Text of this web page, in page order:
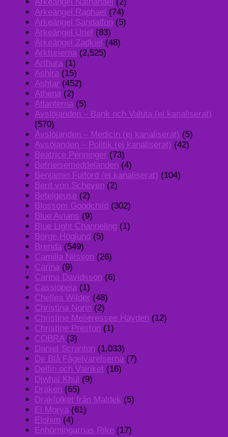
Ärkeängel Raphael (74)
Ärkeängel Sandalfon (5)
Ärkeängel Uriel (83)
Ärkeängel Zadkiel (48)
Arkturierna (2,525)
Arthura (1)
Ashira (15)
Ashtar (452)
Athena (2)
Atlanterna (5)
Avslöjanden – Bank och Valuta (ej kanaliserat)
(570)
Avslöjanden – Medicin (ej kanaliserat) (5)
Avsöjanden – Politik (ej kanaliserat) (42)
Beatrice Penninger (73)
Befrielsemeddelanden (4)
Benjamin Fulford (ej kanaliserat) (104)
Berit von Scheven (2)
Betelgeuse (2)
Blossom Goodchild (302)
Blue Avians (9)
Blue Light Channeling (1)
Börge Höglund (5)
Brenda (549)
Camilla Nilsson (26)
Carina (9)
Carina Davidsson (6)
Cassiopeia (1)
Chellea Wilder (48)
Christina Norin (2)
Christine Melieressee Hayden (12)
Christine Preston (1)
COBRA(3)
Daniel Scranton (1,033)
De Blå Fågelvarelserna (7)
Delfin och Valriket (16)
Djwhal Khul (9)
Draken (65)
Drakfolket från Maldek (5)
El Morya (61)
Elohim (4)
Enhörningarnas Rike (17)